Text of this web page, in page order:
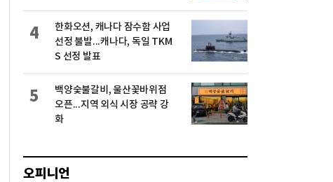
한화오션, 캐나다 잠수함 사업
선정 불발...캐나다, 독일 TKM
S 선정 발표
4
백양숯불갈비, 울산꽃바위점
오픈...지역 외식 시장 공략 강
화
5
오피니언